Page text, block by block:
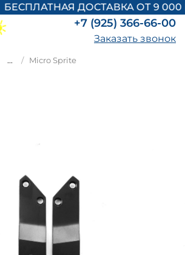
БЕСПЛАТНАЯ ДОСТАВКА ОТ 9 000
+7 (925) 366-66-00
Заказать звонок
... Micro Sprite